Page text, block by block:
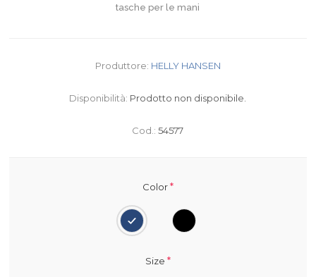
tasche per le mani
Produttore: HELLY HANSEN
Disponibilità: Prodotto non disponibile.
Cod.: 54577
Color*
Size *